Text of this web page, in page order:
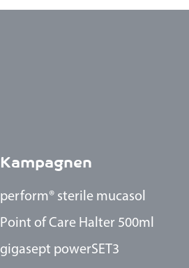
Kampagnen
perform® sterile mucasol
Point of Care Halter 500ml
gigasept powerSET3